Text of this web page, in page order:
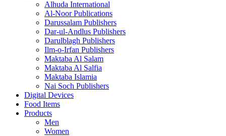
Alhuda International
Al-Noor Publications
Darussalam Publishers
Dar-ul-Andlus Publishers
Darulblagh Publishers
Ilm-o-Irfan Publishers
Maktaba Al Salam
Maktaba Al Salfia
Maktaba Islamia
Nai Soch Publishers
Digital Devices
Food Items
Products
Men
Women